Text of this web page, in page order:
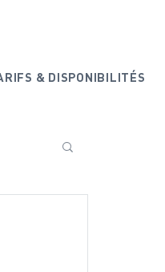
& DISPONIBILITÉS